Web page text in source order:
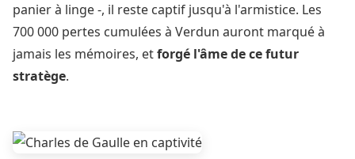
panier à linge -, il reste captif jusqu'à l'armistice. Les
700 000 pertes cumulées à Verdun auront marqué à
jamais les mémoires, etforgé l'âme de ce futur
stratège.